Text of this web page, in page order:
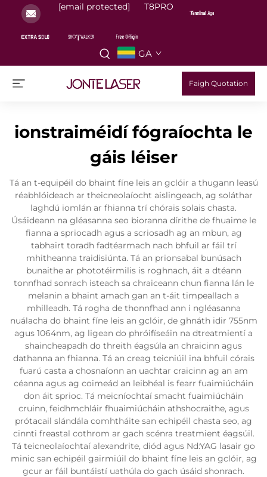
[email protected] T8PRO
GA
Faigh Quotation
ionstraiméidí fógraíochta le
gáis léiser
Tá an t-equipéil do bhaint fíne leis an gclóir a thugann leasú
réabhlóideach ar theicneolaíocht aislingeach, ag soláthar
laghdú iomlán ar fhianna trí chórais solais chasta.
Úsáideann na gléasanna seo bioranna dírithe de fhuaime le
fianna a spriocadh agus a scriosadh ag an mbun, ag
tabhairt toradh fadtéarmach nach bhfuil ar fáil trí
mhitheanna traidisiúnta. Tá an prionsabal bunúsach
bunaithe ar phototéirmilis is roghnach, áit a dtéann
tonnfhad sonrach isteach sa chraiceann chun fianna lán le
melanin a bhaint amach gan an t-áit timpeallach a
mhilleadh. Tá rogha de thonnfhad ann i ngléasanna
nuálacha do bhaint fíne leis an gclóir, de ghnáth idir 755nm
agus 1064nm, ag ligean do phróifíseáin na dtreatmientí a
shaincheapadh do threith éagsúla an chraicinn agus
dathanna an fhianna. Tá an creag teicniúil ina bhfuil córais
fuarú casta a chosnaíonn an uachtar craicinn ag an am
céanna agus ag coimeád an leibhéal is fearr fuaimiúcháin
don áit sprioc. Tá meicníochtaí smacht fuaimiúcháin
cruinn, feidhmchláir fhuaimiúcháin athshocraithe, agus
prótacail slándála comhtháite san echipéil chasta seo, ag
cinnti freastal cothrom ar gach scénra treatmient éagsúil.
Tá teicneolaíochtaí alexandrite, diód agus Nd:YAG lasair go
minic san echipéil gairmiúil do bhaint fíne leis an gclóir, ag
gcur ar fáil buntáistí uathúla do gach úsáid shonrach.